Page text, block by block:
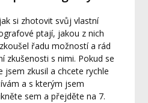
si zhotovit svůj vlastní
ptají, jakou z nich
řadu možností a rád
zkušenosti s nimi. Pokud se
jsem zkusil a chcete rychle
a s kterým jsem
sem a přejděte na 7.